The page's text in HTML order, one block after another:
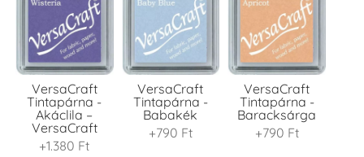
VersaCraft
Tintapárna -
Akáclila –
VersaCraft
+1.380 Ft
VersaCraft
Tintapárna -
Babakék
+790 Ft
VersaCraft
Tintapárna -
Baracksárga
+790 Ft